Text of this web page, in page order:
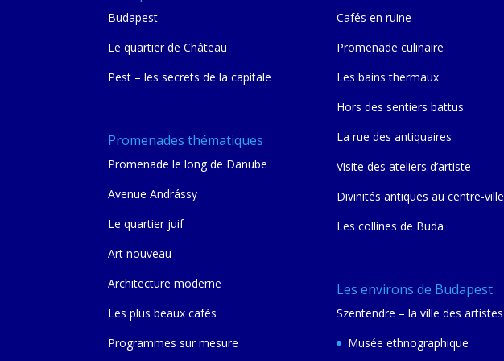
Budapest
Le quartier de Château
Pest – les secrets de la capitale
Promenades thématiques
Promenade le long de Danube
Avenue Andrássy
Le quartier juif
Art nouveau
Architecture moderne
Les plus beaux cafés
Programmes sur mesure
Cafés en ruine
Promenade culinaire
Les bains thermaux
Hors des sentiers battus
La rue des antiquaires
Visite des ateliers d’artiste
Divinités antiques au centre-ville
Les collines de Buda
Les environs de Budapest
Szentendre – la ville des artistes
Musée ethnographique